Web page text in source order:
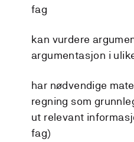
fag
kan vurdere
argumentasjon i
har nødvendige
regning som
ut relevant
fag)